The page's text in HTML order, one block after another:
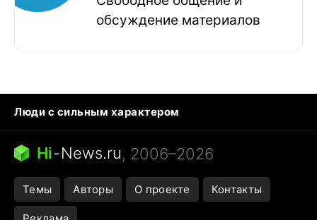
обсуждение материалов
Люди с сильным характером
Кошка писает на кровать
Тунцы в океанариуме
Ядовитые пауки России
Города в ядерной войне
Открытие в Google Maps
Hi-News.ru, 2006–2026
Темы Авторы О проекте Контакты